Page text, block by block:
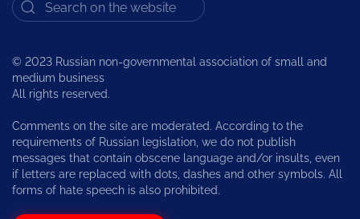
© 2023 Russian non-governmental association of small and
medium business
All rights reserved.
Comments on the site are moderated. According to the
requirements of Russian legislation, we do not publish
messages that contain obscene language and/or insults, even
if letters are replaced with dots, dashes and other symbols. All
forms of hate speech is also prohibited.